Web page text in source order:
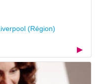
(Région)